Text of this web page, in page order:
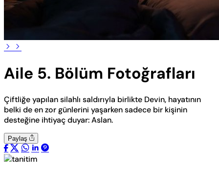
Aile 5. Bölüm Fotoğrafları
Çiftliğe yapılan silahlı saldırıyla birlikte Devin, hayatının
belki de en zor günlerini yaşarken sadece bir kişinin
desteğine ihtiyaç duyar: Aslan.
Paylaş